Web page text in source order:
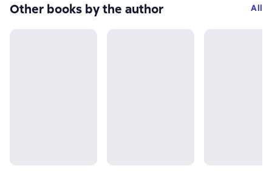
Other books by the author All